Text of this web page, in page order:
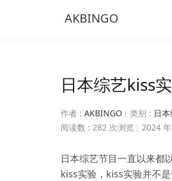
AKBINGO
日本综艺kiss
作者 : AKBINGO 类别 : 日
阅读数 : 282 次浏览
2024
日本综艺节目一直以来都
kiss实验，kiss实验并不